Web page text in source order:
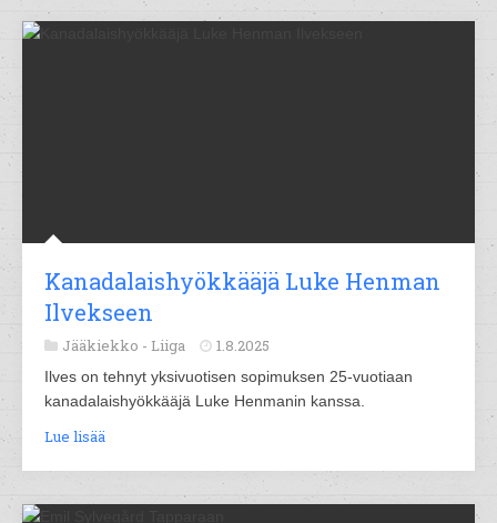
Kanadalaishyökkääjä Luke Henman
Ilvekseen
Jääkiekko - Liiga 1.8.2025
Ilves on tehnyt yksivuotisen sopimuksen 25-vuotiaan
kanadalaishyökkääjä Luke Henmanin kanssa.
Lue lisää